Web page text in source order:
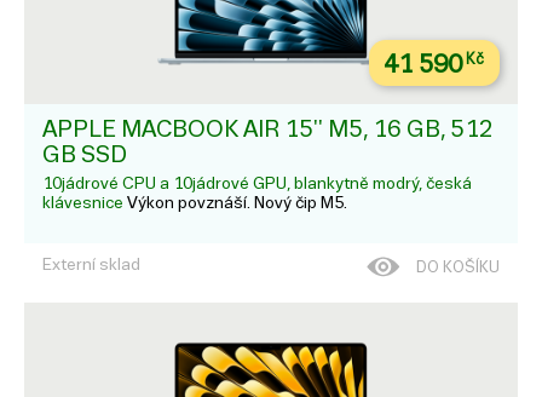
41 590Kč
APPLE MACBOOK AIR 15'' M5, 16 GB, 512
GB SSD
10jádrové CPU a 10jádrové GPU, blankytně modrý, česká
klávesnice Výkon povznáší. Nový čip M5.
Externí sklad DO KOŠÍKU